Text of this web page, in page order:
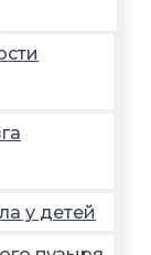
у детей